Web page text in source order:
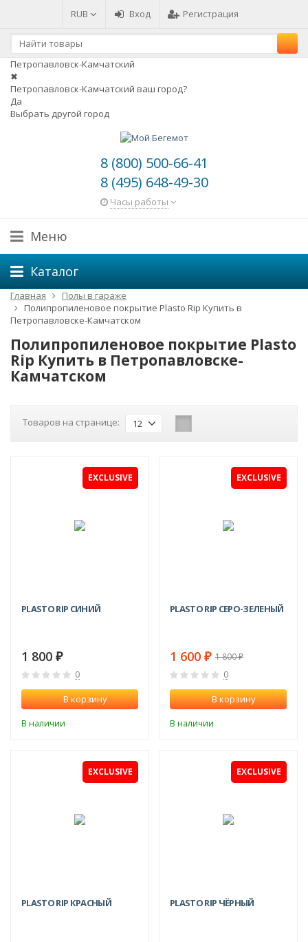
RUB Вход Регистрация
Петропавловск-Камчатский
✖
Петропавловск-Камчатский ваш город?
Да
Выбрать другой город
8 (800) 500-66-41
8 (495) 648-49-30
Часы работы
Меню
Каталог
Главная
Полы в гараже
Полипропиленовое покрытие Plasto Rip Купить в
Петропавловске-Камчатском
Полипропиленовое покрытие Plasto
Rip Купить в Петропавловске-
Камчатском
Товаров на странице: 12
EXCLUSIVE
PLASTO RIP СИНИЙ
1 800 ₽
0
В корзину
В наличии
EXCLUSIVE
PLASTO RIP СЕРО-ЗЕЛЕНЫЙ
1 600 ₽ 1 800₽
0
В корзину
В наличии
EXCLUSIVE
PLASTO RIP КРАСНЫЙ
EXCLUSIVE
PLASTO RIP ЧЁРНЫЙ